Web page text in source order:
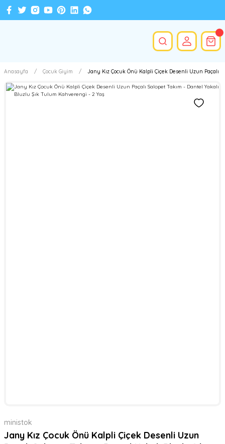
Anasayfa Çocuk Giyim Jany Kız Çocuk Önü Kalpli Çiçek Desenli Uzun Paçalı
ministok
Jany Kız Çocuk Önü Kalpli Çiçek Desenli Uzun